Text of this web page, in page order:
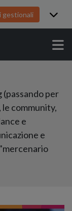
gestionali
per
community,
e
e